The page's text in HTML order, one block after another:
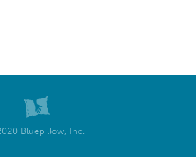
Bluepillow, Inc.